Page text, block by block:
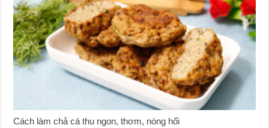
Cách làm chả cá thu ngon, thơm, nóng hổi